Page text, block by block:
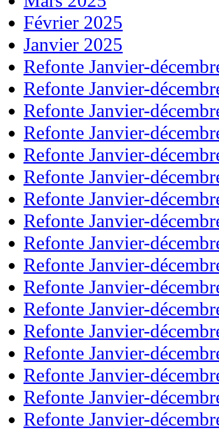
Février 2025
Janvier 2025
Refonte Janvier-
Refonte Janvier-
Refonte Janvier-
Refonte Janvier-
Refonte Janvier-
Refonte Janvier-
Refonte Janvier-
Refonte Janvier-
Refonte Janvier-
Refonte Janvier-
Refonte Janvier-
Refonte Janvier-
Refonte Janvier-
Refonte Janvier-
Refonte Janvier-
Refonte Janvier-
Refonte Janvier-